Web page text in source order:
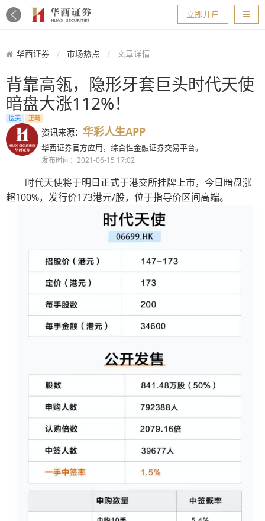
导航
立即开户
华西证券 市场热点 文章详情
背靠高瓴，隐形牙套巨头时代天使
暗盘大涨112%！
医美 正畸
资讯来源： 华彩人生APP
华西证券官方应用，综合性金融证券交易平台。
发布时间：2021-06-15 17:02
时代天使将于明日正式于港交所挂牌上市，今日暗盘涨
超100%，发行价173港元/股，位于指导价区间高端。